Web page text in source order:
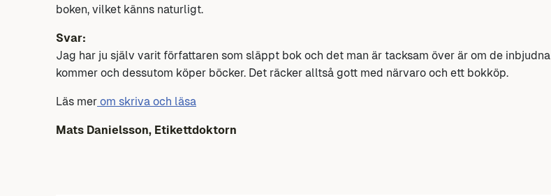
boken, vilket känns naturligt.
Svar:
Jag har ju själv varit författaren som släppt bok och det man är tacksam över är om de inbjudna
kommer och dessutom köper böcker. Det räcker alltså gott med närvaro och ett bokköp.
Läs mer om skriva och läsa
Mats Danielsson, Etikettdoktorn